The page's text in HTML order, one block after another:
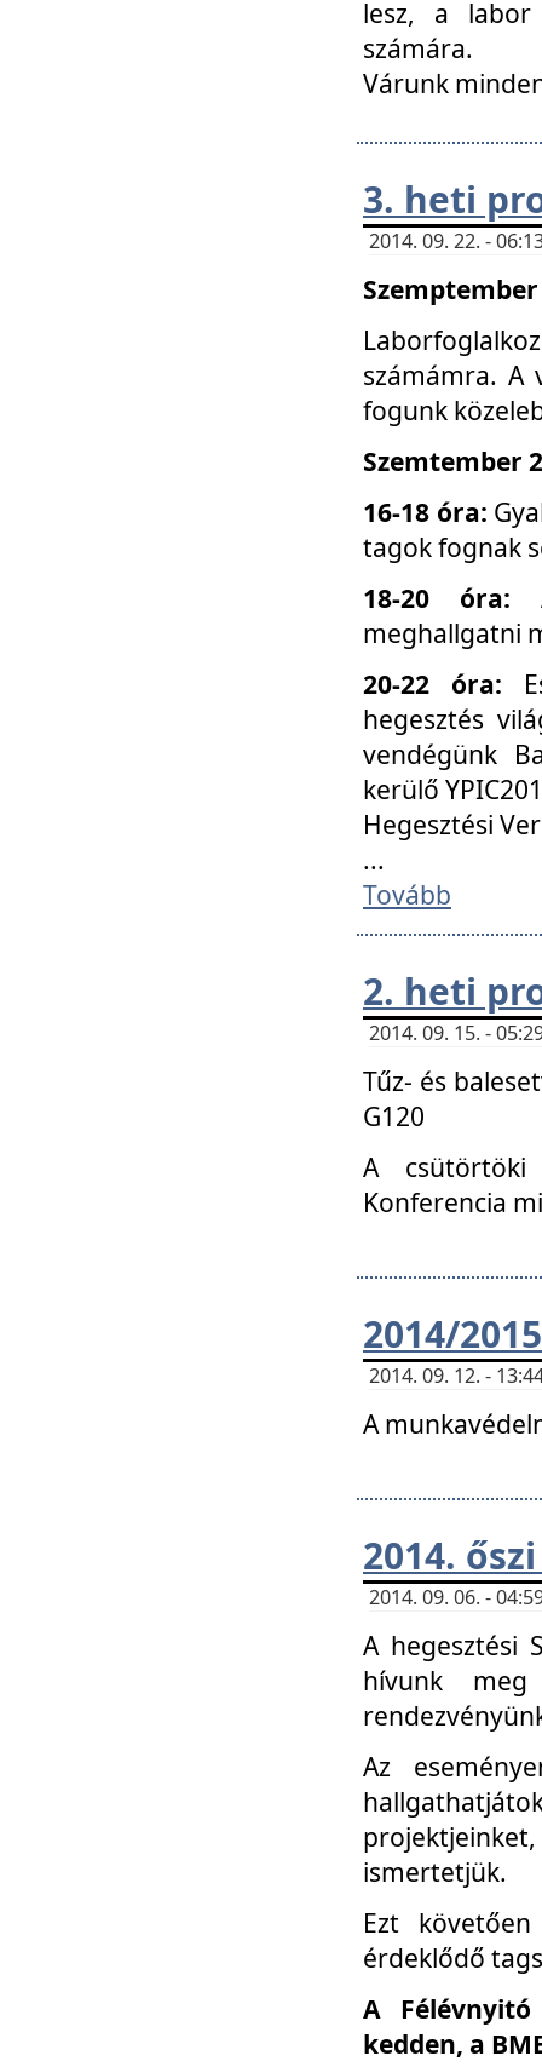
lesz, a labor
számára.
Várunk
3. heti
2014. 09. 22. -
számámra. A
fogunk
Szemtember
16-18 óra:
tagok fognak
18-20 óra:
meghallgatni
20-22 óra:
hegesztés
vendégünk
kerülő
Hegesztési
...
Tovább
2. heti
2014. 09. 15. -
Tűz- és
G120
A csütörtöki
Konferencia
2014/
2014. 09. 12. -
A
2014.
2014. 09. 06. -
A hegesztési
hívunk
Az
ismertetjük.
Ezt
érdeklődő
A
kedden, a